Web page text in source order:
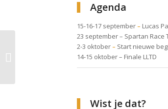
Agenda
15-16-17 september – Lucas
23 september – Spartan Race
2-3 oktober – Start nieuwe
14-15 oktober – Finale LLTD
Wist je dat?